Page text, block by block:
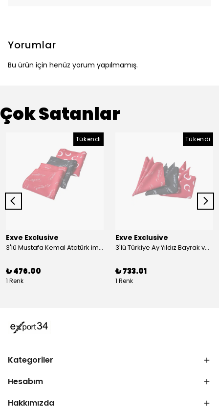
Yorumlar
Bu ürün için henüz yorum yapılmamış.
Çok Satanlar
Tükendi
Exve Exclusive
3'lü Mustafa Kemal Atatürk imzalı ve Türkiye Ay Yıldız Bayraklı Kadın Fular Seti
₺ 476.00
1 Renk
Tükendi
Exve Exclusive
3'lü Türkiye Ay Yıldız Bayrak ve Mustafa Kemal Atatürk imzalı Kırmızı Siyah Yaka Mendili Seti
₺ 733.01
1 Renk
Kategoriler
Hesabım
Hakkımızda